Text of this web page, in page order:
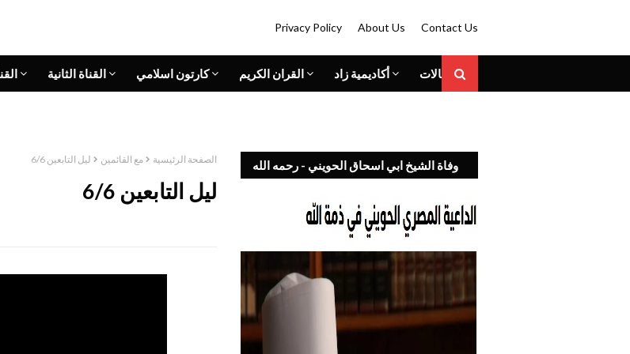
Privacy Policy About Us Contact Us
القناة الثانية كارتون اسلامي القران الكريم أكاديمية زاد المقالات
الصفحة الرئيسية مع القائمين ليل التابعين 6/6
ليل التابعين 6/6
وفاة الشيخ ابي اسحاق الحويني - رحمه الله